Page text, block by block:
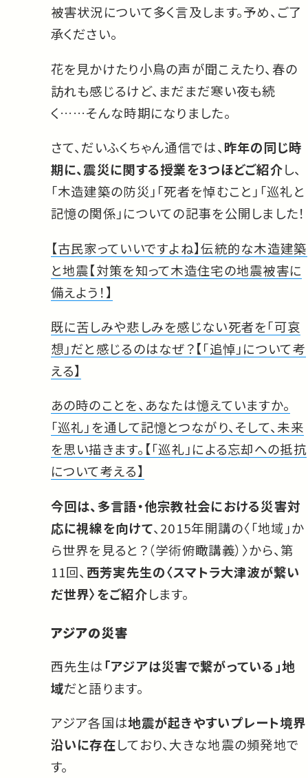
被害状況について多く言及します。予め、ご了
承ください。
花を見かけたり小鳥の声が聞こえたり、春の
訪れも感じるけど、まだまだ寒い夜も続
く……そんな時期になりました。
さて、だいふくちゃん通信では、 昨年の同じ時
期に、震災に関する授業を3つほどご紹介し、
「木造建築の防災」「死者を悼むこと」「巡礼と
記憶の関係」についての記事を公開しました！
【古民家っていいですよね】伝統的な木造建築
と地震【対策を知って木造住宅の地震被害に
備えよう！】
既に苦しみや悲しみを感じない死者を「可哀
想」だと感じるのはなぜ？【「追悼」について考
える】
あの時のことを、あなたは憶えていますか。
「巡礼」を通して記憶とつながり、そして、未来
を思い描きます。【「巡礼」による忘却への抵抗
について考える】
今回は、多言語・他宗教社会における災害対
応に視線を向けて、2015年開講の〈「地域」か
ら世界を見ると？（学術俯瞰講義）〉から、第
11回、 西芳実先生の〈スマトラ大津波が繋い
だ世界〉をご紹介します。
アジアの災害
西先生は「アジアは災害で繋がっている」地
域だと語ります。
アジア各国は地震が起きやすいプレート境界
沿いに存在しており、大きな地震の頻発地で
す。